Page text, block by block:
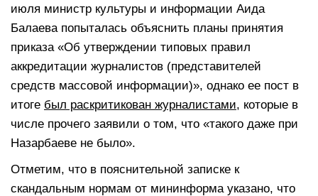
июля министр культуры и информации Аида
Балаева попыталась объяснить планы принятия
приказа «Об утверждении типовых правил
аккредитации журналистов (представителей
средств массовой информации)», однако ее пост в
итоге был раскритикован журналистами, которые в
числе прочего заявили о том, что «такого даже при
Назарбаеве не было».
Отметим, что в пояснительной записке к
скандальным нормам от мининформа указано, что